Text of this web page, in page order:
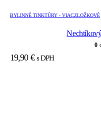
BYLINNÉ TINKTÚRY - VIACZLOŽKOVÉ
0
19,90 € s DPH